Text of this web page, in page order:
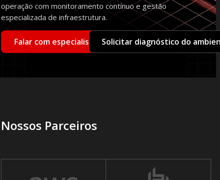
operação com monitoramento contínuo e gestão
especializada de infraestrutura.
Falar com especialista Solicitar diagnóstico do
Nossos Parceiros